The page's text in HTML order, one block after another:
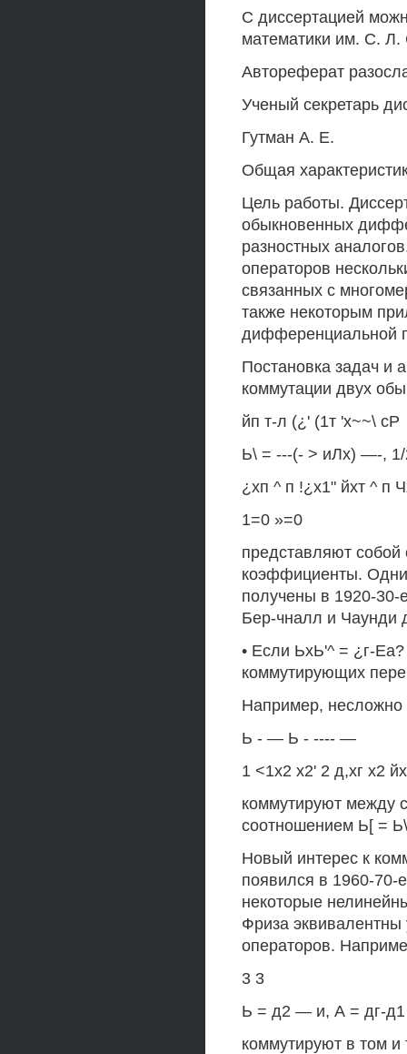
С диссертацией
математики им. С.
Автореферат
Ученый секретарь
Гутман А. Е.
Общая
Цель работы.
обыкновенных
разностных
операторов
связанных с
также некоторым
дифференциальной
Постановка задач и
коммутации двух
йп т-л (¿' (1т 'х~~\ сР
Ь\ = ---(- > иЛх) —-, 1/
¿хп ^ п !¿х1" йхт ^ п
1=0 »=0
представляют
коэффициенты. Одни
получены в 1920-30-
Бер-чналл и Чаунди
• Если ЬхЬ'^ = ¿г-
коммутирующих
Например, несложно
Ь - — Ь - ---- —
1 <1х2 х2' 2 д,хг х2
коммутируют между
соотношением Ь[ =
Новый интерес к
появился в 1960-70-
некоторые
Фриза
операторов.
3 3
Ь = д2 — и, А = дг-д1
коммутируют в том и